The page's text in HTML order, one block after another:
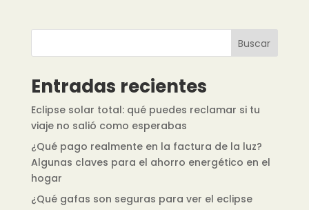
Buscar
Entradas recientes
Eclipse solar total: qué puedes reclamar si tu
viaje no salió como esperabas
¿Qué pago realmente en la factura de la luz?
Algunas claves para el ahorro energético en el
hogar
¿Qué gafas son seguras para ver el eclipse